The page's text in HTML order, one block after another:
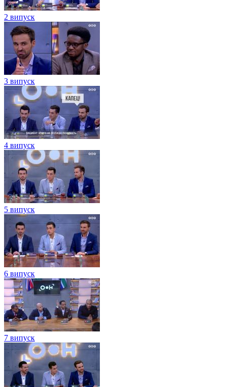
2 випуск
3 випуск
4 випуск
5 випуск
6 випуск
7 випуск